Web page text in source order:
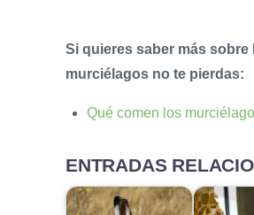
Si quieres saber más sobre
murciélagos no te pierdas:
Qué comen los
ENTRADAS